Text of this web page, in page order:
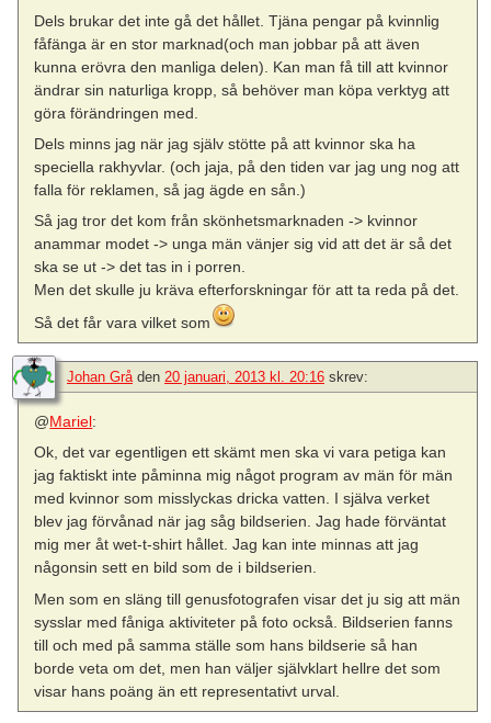
Dels brukar det inte gå det hållet. Tjäna pengar på kvinnlig
fåfänga är en stor marknad(och man jobbar på att även
kunna erövra den manliga delen). Kan man få till att kvinnor
ändrar sin naturliga kropp, så behöver man köpa verktyg att
göra förändringen med.
Dels minns jag när jag själv stötte på att kvinnor ska ha
speciella rakhyvlar. (och jaja, på den tiden var jag ung nog att
falla för reklamen, så jag ägde en sån.)
Så jag tror det kom från skönhetsmarknaden -> kvinnor
anammar modet -> unga män vänjer sig vid att det är så det
ska se ut -> det tas in i porren.
Men det skulle ju kräva efterforskningar för att ta reda på det.
Så det får vara vilket som
Johan Gråden 20 januari, 2013 kl. 20:16 skrev:
@Mariel:
Ok, det var egentligen ett skämt men ska vi vara petiga kan
jag faktiskt inte påminna mig något program av män för män
med kvinnor som misslyckas dricka vatten. I själva verket
blev jag förvånad när jag såg bildserien. Jag hade förväntat
mig mer åt wet-t-shirt hållet. Jag kan inte minnas att jag
någonsin sett en bild som de i bildserien.
Men som en släng till genusfotografen visar det ju sig att män
sysslar med fåniga aktiviteter på foto också. Bildserien fanns
till och med på samma ställe som hans bildserie så han
borde veta om det, men han väljer självklart hellre det som
visar hans poäng än ett representativt urval.